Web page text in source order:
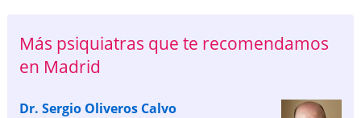
Más psiquiatras que te recomendamos
en Madrid
Dr. Sergio Oliveros Calvo